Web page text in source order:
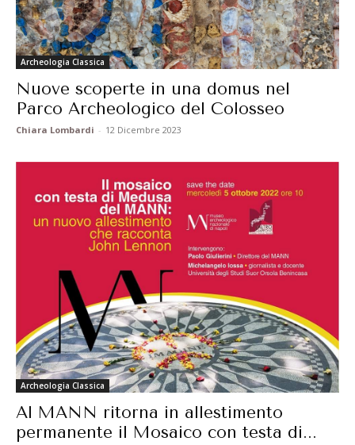
Archeologia Classica
Nuove scoperte in una domus nel
Parco Archeologico del Colosseo
Chiara Lombardi - 12 Dicembre 2023
Archeologia Classica
Al MANN ritorna in allestimento
permanente il Mosaico con testa di...